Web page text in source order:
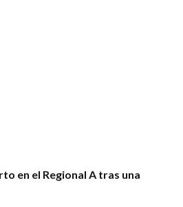
en el Regional A tras una